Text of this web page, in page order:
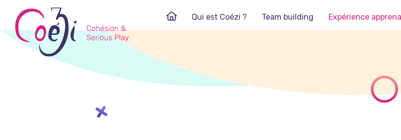
content
Qui est Coézi ? Team building Expérience